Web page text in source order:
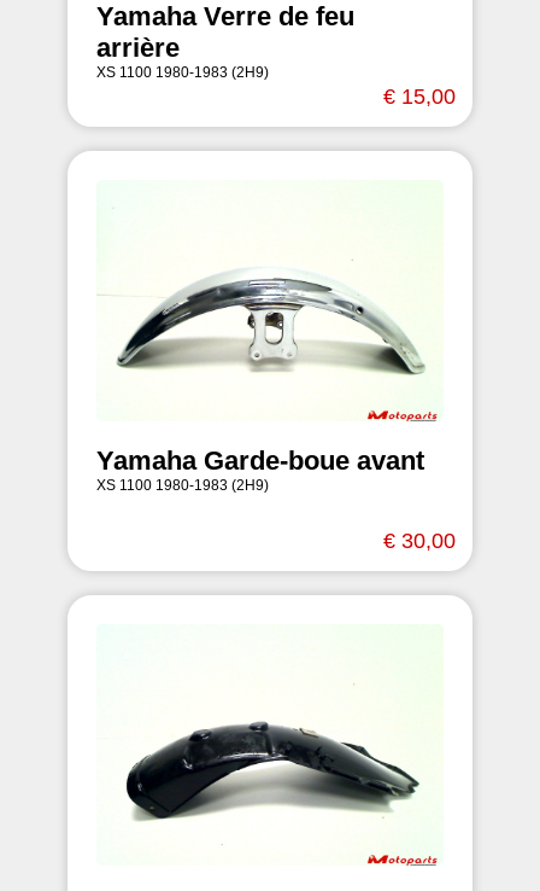
Yamaha Verre de feu
arrière
XS 1100 1980-1983 (2H9)
€ 15,00
Yamaha Garde-boue avant
XS 1100 1980-1983 (2H9)
€ 30,00